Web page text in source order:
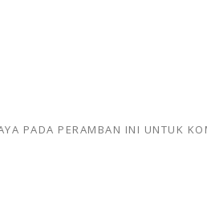
PADA PERAMBAN INI UNTUK